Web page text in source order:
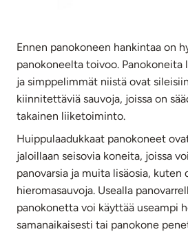
Ennen panokoneen hankintaa on
panokoneelta toivoo. Panokoneita
ja simppelimmät niistä ovat
kiinnitettäviä sauvoja, joissa on
takainen liiketoiminto.
Huippulaadukkaat panokoneet
jaloillaan seisovia koneita, joissa
panovarsia ja muita lisäosia, kuten
hieromasauvoja. Usealla
panokonetta voi käyttää useampi
samanaikaisesti tai panokone